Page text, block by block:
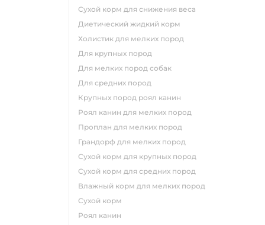
сухой корм для снижения веса
диетический жидкий корм
холистик для мелких пород
для крупных пород
для мелких пород собак
для средних пород
крупных пород роял канин
роял канин для мелких пород
проплан для мелких пород
грандорф для мелких пород
сухой корм для крупных пород
сухой корм для средних пород
влажный корм для мелких пород
сухой корм
роял канин